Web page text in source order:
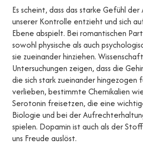
Es scheint, dass das starke Gefühl der
unserer Kontrolle entzieht und sich
Ebene abspielt. Bei romantischen
sowohl physische als auch
sie zueinander hinziehen.
Untersuchungen zeigen, dass die
die sich stark zueinander hingezogen
verlieben, bestimmte Chemikalien
Serotonin freisetzen, die eine
Biologie und bei der
spielen. Dopamin ist auch als der
uns Freude auslöst.